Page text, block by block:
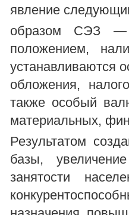
явление
образом СЭЗ —
положением,
устанавливаются
обложения,
также особый
материальных,
Результатом
базы,
занятости